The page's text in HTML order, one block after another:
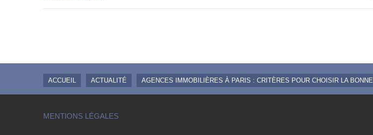
ACCUEIL ACTUALITÉ AGENCES IMMOBILIÈRES À PARIS : CRITÈRES POUR CHOISIR LA BONNE
MENTIONS LÉGALES